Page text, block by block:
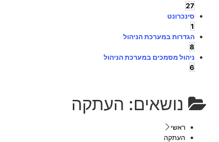
27
סינכרונט
1
הגדרות במערכת הניהול
8
ניהול מסמכים במערכת הניהול
6
נושאים: העתקה
ראשי
העתקה